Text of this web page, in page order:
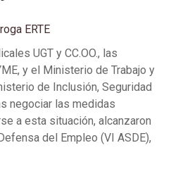
UGT y CC.OO., las
y el Ministerio de Trabajo y
de Inclusión, Seguridad
negociar las medidas
a esta situación, alcanzaron
del Empleo (VI ASDE),